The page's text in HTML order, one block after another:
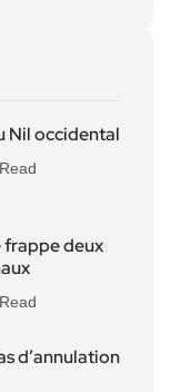
Nil occidental
frappe deux
d’annulation